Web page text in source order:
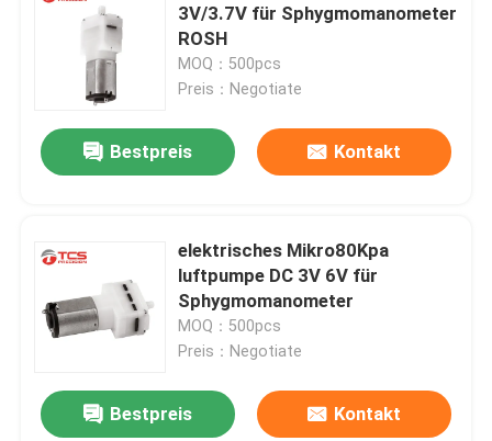
3V/3.7V für Sphygmomanometer
ROSH
MOQ：500pcs
Preis：Negotiate
Bestpreis Kontakt
elektrisches Mikro80Kpa
luftpumpe DC 3V 6V für
Sphygmomanometer
MOQ：500pcs
Preis：Negotiate
Bestpreis Kontakt